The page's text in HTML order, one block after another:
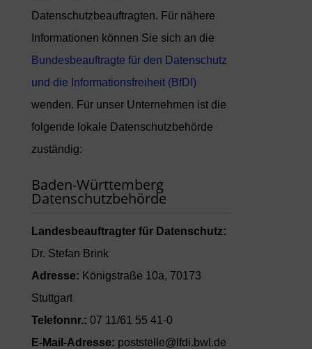
Datenschutzbeauftragten. Für nähere
Informationen können Sie sich an die
Bundesbeauftragte für den Datenschutz
und die Informationsfreiheit (BfDI)
wenden. Für unser Unternehmen ist die
folgende lokale Datenschutzbehörde
zuständig:
Baden-Württemberg
Datenschutzbehörde
Landesbeauftragter für Datenschutz:
Dr. Stefan Brink
Adresse: Königstraße 10a, 70173
Stuttgart
Telefonnr.: 07 11/61 55 41-0
E-Mail-Adresse: poststelle@lfdi.bwl.de